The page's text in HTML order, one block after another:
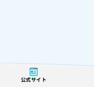
公式サイト